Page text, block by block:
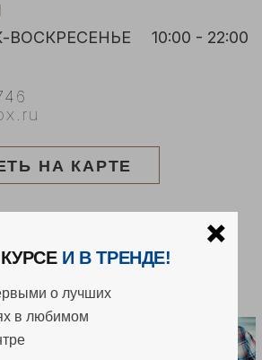
ВОСКРЕСЕНЬЕ
10:00 - 22:00
НА КАРТЕ
ТАКЖЕ МОЖЕТ